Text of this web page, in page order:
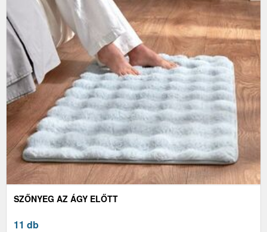
SZŐNYEG AZ ÁGY ELŐTT
11 db